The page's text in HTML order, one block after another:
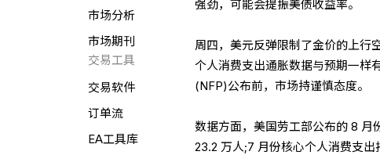
市场分析
市场期刊
交易工具
交易软件
订单流
EA工具库
强劲，可能会提振美债收益率。
周四，美元反弹限制了金价的上行
个人消费支出通胀数据与预期一样
(NFP)公布前，市场持谨慎态度。
数据方面，美国劳工部公布的 8 月
23.2 万人;7 月份核心个人消费支出